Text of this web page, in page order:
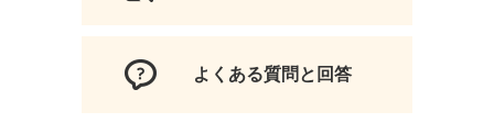
よくある質問と回答